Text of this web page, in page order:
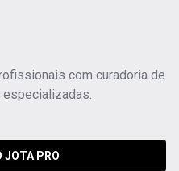
com curadoria de
JOTA PRO